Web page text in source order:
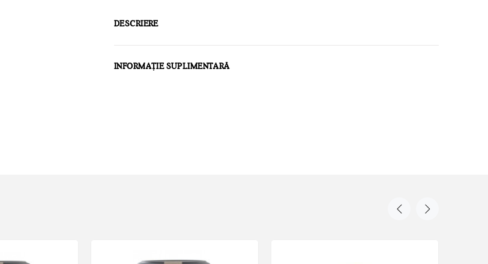
DESCRIERE
INFORMAȚIE SUPLIMENTARĂ